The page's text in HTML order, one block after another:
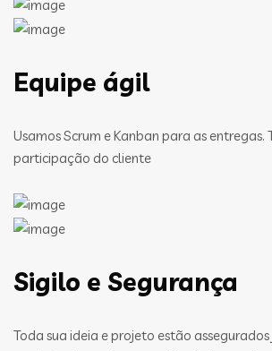
Equipe ágil
Usamos Scrum e Kanban para as entregas.
participação do cliente
Sigilo e Segurança
Toda sua ideia e projeto estão